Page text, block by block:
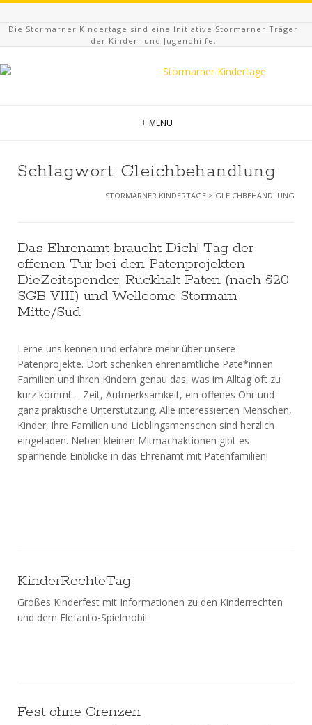
Die Stormarner Kindertage sind eine Initiative Stormarner Träger
der Kinder- und Jugendhilfe.
MENU
Schlagwort: Gleichbehandlung
STORMARNER KINDERTAGE > GLEICHBEHANDLUNG
Das Ehrenamt braucht Dich! Tag der
offenen Tür bei den Patenprojekten
DieZeitspender, Rückhalt Paten (nach §20
SGB VIII) und Wellcome Stormarn
Mitte/Süd
Lerne uns kennen und erfahre mehr über unsere
Patenprojekte. Dort schenken ehrenamtliche Pate*innen
Familien und ihren Kindern genau das, was im Alltag oft zu
kurz kommt – Zeit, Aufmerksamkeit, ein offenes Ohr und
ganz praktische Unterstützung. Alle interessierten Menschen,
Kinder, ihre Familien und Lieblingsmenschen sind herzlich
eingeladen. Neben kleinen Mitmachaktionen gibt es
spannende Einblicke in das Ehrenamt mit Patenfamilien!
KinderRechteTag
Großes Kinderfest mit Informationen zu den Kinderrechten
und dem Elefanto-Spielmobil
Fest ohne Grenzen